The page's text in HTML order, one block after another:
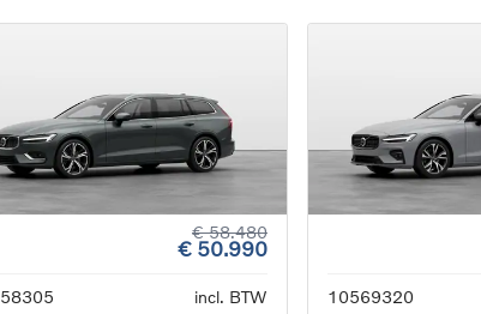
€ 58.480
€ 50.990
incl. BTW
10569320